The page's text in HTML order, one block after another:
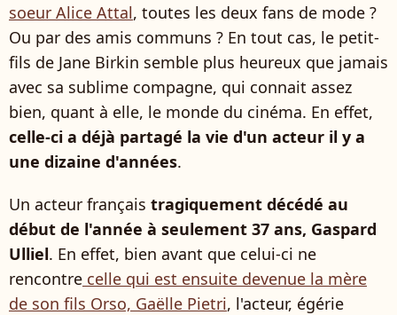
soeur Alice Attal, toutes les deux fans de mode ?
Ou par des amis communs ? En tout cas, le petit-
fils de Jane Birkin semble plus heureux que jamais
avec sa sublime compagne, qui connait assez
bien, quant à elle, le monde du cinéma. En effet,
celle-ci a déjà partagé la vie d'un acteur il y a
une dizaine d'années.
Un acteur français tragiquement décédé au
début de l'année à seulement 37 ans, Gaspard
Ulliel. En effet, bien avant que celui-ci ne
rencontre celle qui est ensuite devenue la mère
de son fils Orso, Gaëlle Pietri, l'acteur, égérie